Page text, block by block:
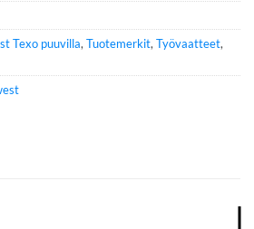
Texo puuvilla, Tuotemerkit, Työvaatteet,